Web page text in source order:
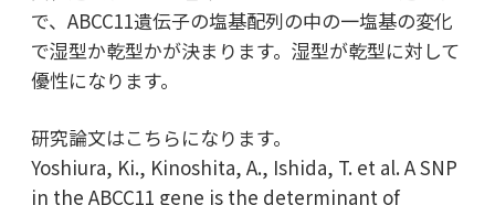
で、ABCC11遺伝子の塩基配列の中の一塩基の変化
で湿型か乾型かが決まります。湿型が乾型に対して
優性になります。
研究論文はこちらになります。
Yoshiura, Ki., Kinoshita, A., Ishida, T. et al. A SNP
in the ABCC11 gene is the determinant of